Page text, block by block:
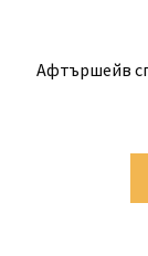
Афтършейв